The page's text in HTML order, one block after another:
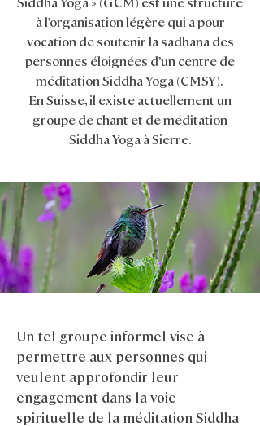
à l’organisation légère qui a pour
vocation de soutenir la sadhana des
personnes éloignées d’un centre de
méditation Siddha Yoga (CMSY).
En Suisse, il existe actuellement un
groupe de chant et de méditation
Siddha Yoga à Sierre.
Un tel groupe informel vise à
permettre aux personnes qui
veulent approfondir leur
engagement dans la voie
spirituelle de la méditation Siddha